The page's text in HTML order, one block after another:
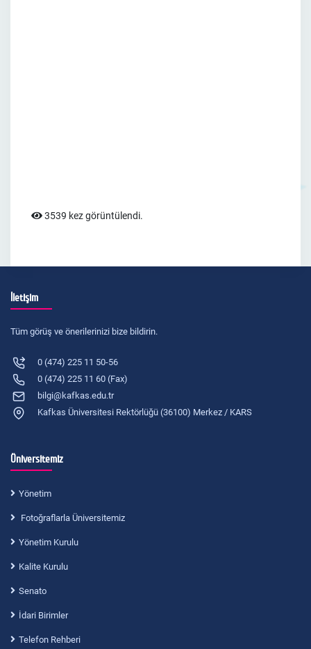
3539 kez görüntülendi.
İletişim
Tüm görüş ve önerilerinizi bize bildirin.
0 (474) 225 11 50-56
0 (474) 225 11 60 (Fax)
bilgi@kafkas.edu.tr
Kafkas Üniversitesi Rektörlüğü (36100) Merkez / KARS
Üniversitemiz
Yönetim
Fotoğraflarla Üniversitemiz
Yönetim Kurulu
Kalite Kurulu
Senato
İdari Birimler
Telefon Rehberi